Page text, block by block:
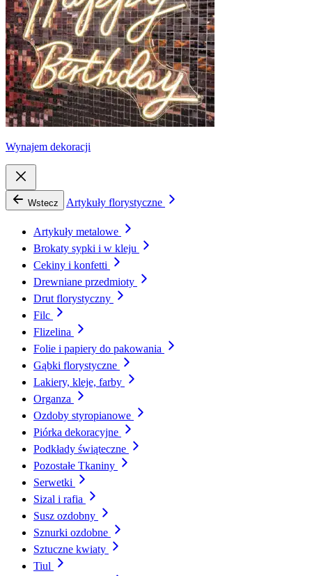
Wynajem dekoracji
Wstecz Artykuły florystyczne
Artykuły metalowe
Brokaty sypki i w kleju
Cekiny i konfetti
Drewniane przedmioty
Drut florystyczny
Filc
Flizelina
Folie i papiery do pakowania
Gąbki florystyczne
Lakiery, kleje, farby
Organza
Ozdoby styropianowe
Piórka dekoracyjne
Podkłady świąteczne
Pozostałe Tkaniny
Serwetki
Sizal i rafia
Susz ozdobny
Sznurki ozdobne
Sztuczne kwiaty
Tiul